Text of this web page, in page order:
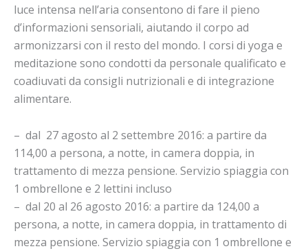
luce intensa nell’aria consentono di fare il pieno
d’informazioni sensoriali, aiutando il corpo ad
armonizzarsi con il resto del mondo. I corsi di yoga e
meditazione sono condotti da personale qualificato e
coadiuvati da consigli nutrizionali e di integrazione
alimentare.
– dal 27 agosto al 2 settembre 2016: a partire da
114,00 a persona, a notte, in camera doppia, in
trattamento di mezza pensione. Servizio spiaggia con
1 ombrellone e 2 lettini incluso
– dal 20 al 26 agosto 2016: a partire da 124,00 a
persona, a notte, in camera doppia, in trattamento di
mezza pensione. Servizio spiaggia con 1 ombrellone e